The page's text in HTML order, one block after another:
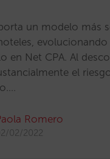
un modelo más
en Net CPA. Al
el
Romero
02/2022